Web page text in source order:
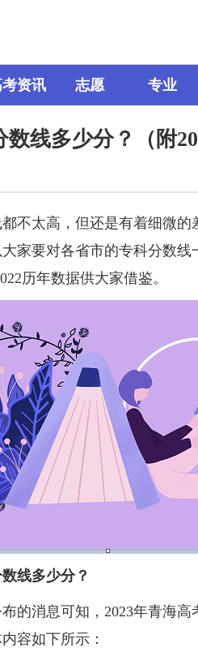
考资讯 志愿 专业
线多少分？（附
太高，但还是有着细微的
家要对各省市的专科分数线
历年数据供大家借鉴。
线多少分？
消息可知，2023年青海高
容如下所示：